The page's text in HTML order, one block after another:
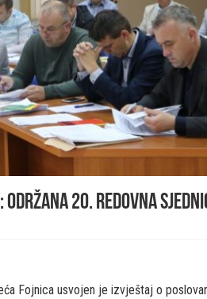
20. redovna
Fojnica usvojen je izvještaj o